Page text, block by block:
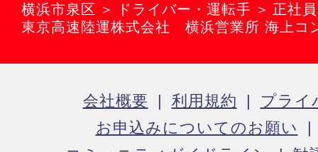
横浜市泉区
ドライバー・運転手
正社員
東京高速陸運株式会社 横浜営業所 海上コ
会社概要 利用規約
プライ
お申込みについてのお願い